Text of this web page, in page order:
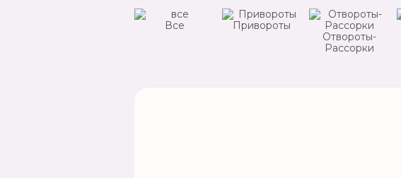
Все
Привороты
Отвороты-
Рассорки